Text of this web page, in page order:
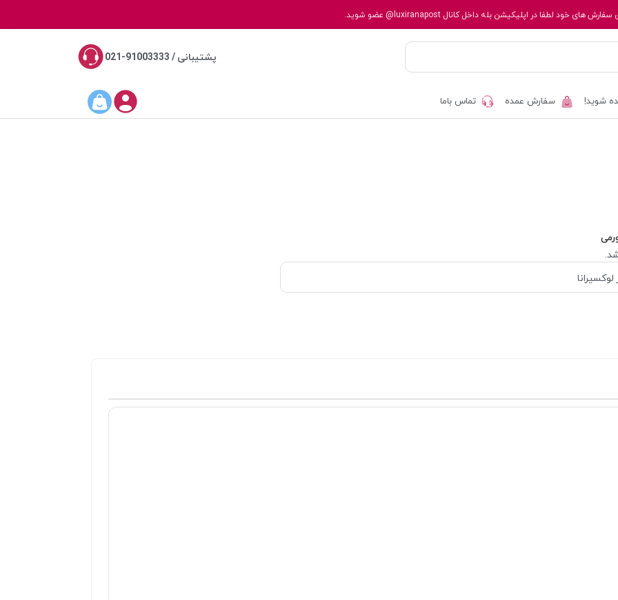
سفارش های خود لطفا در اپلیکیشن بله داخل کانال@luxiranapost عضو شوید.
پشتیبانی / 91003333-021
شوید! سفارش عمده تماس باما